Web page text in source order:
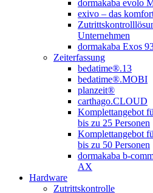
dormakaba evolo
exivo – das
Unternehmen
dormakaba Exos
Zeiterfassung
bedatime®.13
bedatime®.MOBI
planzeit®
carthago.CLOUD
Komplettangebot
bis zu 25 Personen
Komplettangebot
bis zu 50 Personen
dormakaba b-
AX
Hardware
Zutrittskontrolle